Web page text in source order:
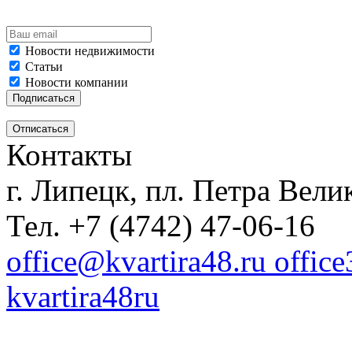
Новости недвижимости
Статьи
Новости компании
Контакты
г. Липецк, пл. Петра
Тел. +7 (4742) 47-06-16
office@kvartira48.ru
kvartira48ru